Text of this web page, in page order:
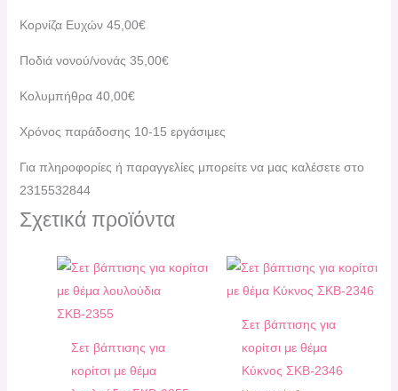
Κορνίζα Ευχών 45,00€
Ποδιά νονού/νονάς 35,00€
Κολυμπήθρα 40,00€
Χρόνος παράδοσης 10-15 εργάσιμες
Για πληροφορίες ή παραγγελίες μπορείτε να μας καλέσετε στο
2315532844
Σχετικά προϊόντα
Σετ βάπτισης για
κορίτσι με θέμα
Σετ βάπτισης για
κορίτσι με θέμα
Κύκνος ΣΚΒ-2346